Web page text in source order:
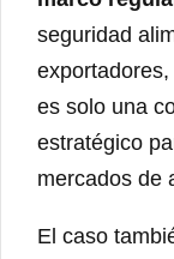
seguridad
es solo una
estratégico
mercados de
El caso